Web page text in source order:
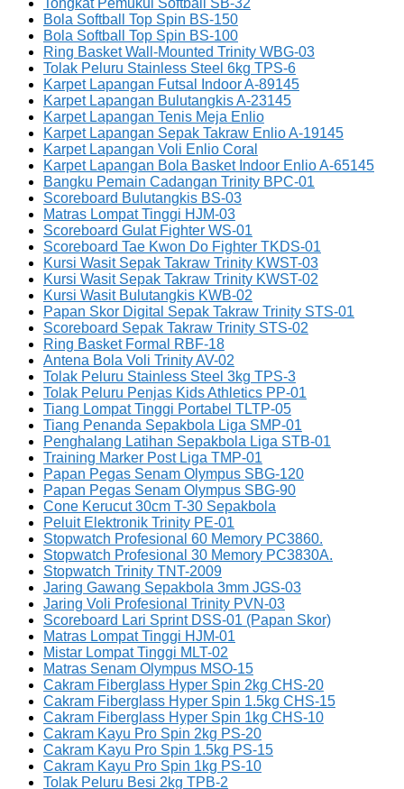
Tongkat Pemukul Softball SB-32
Bola Softball Top Spin BS-150
Bola Softball Top Spin BS-100
Ring Basket Wall-Mounted Trinity WBG-03
Tolak Peluru Stainless Steel 6kg TPS-6
Karpet Lapangan Futsal Indoor A-89145
Karpet Lapangan Bulutangkis A-23145
Karpet Lapangan Tenis Meja Enlio
Karpet Lapangan Sepak Takraw Enlio A-19145
Karpet Lapangan Voli Enlio Coral
Karpet Lapangan Bola Basket Indoor Enlio A-65145
Bangku Pemain Cadangan Trinity BPC-01
Scoreboard Bulutangkis BS-03
Matras Lompat Tinggi HJM-03
Scoreboard Gulat Fighter WS-01
Scoreboard Tae Kwon Do Fighter TKDS-01
Kursi Wasit Sepak Takraw Trinity KWST-03
Kursi Wasit Sepak Takraw Trinity KWST-02
Kursi Wasit Bulutangkis KWB-02
Papan Skor Digital Sepak Takraw Trinity STS-01
Scoreboard Sepak Takraw Trinity STS-02
Ring Basket Formal RBF-18
Antena Bola Voli Trinity AV-02
Tolak Peluru Stainless Steel 3kg TPS-3
Tolak Peluru Penjas Kids Athletics PP-01
Tiang Lompat Tinggi Portabel TLTP-05
Tiang Penanda Sepakbola Liga SMP-01
Penghalang Latihan Sepakbola Liga STB-01
Training Marker Post Liga TMP-01
Papan Pegas Senam Olympus SBG-120
Papan Pegas Senam Olympus SBG-90
Cone Kerucut 30cm T-30 Sepakbola
Peluit Elektronik Trinity PE-01
Stopwatch Profesional 60 Memory PC3860.
Stopwatch Profesional 30 Memory PC3830A.
Stopwatch Trinity TNT-2009
Jaring Gawang Sepakbola 3mm JGS-03
Jaring Voli Profesional Trinity PVN-03
Scoreboard Lari Sprint DSS-01 (Papan Skor)
Matras Lompat Tinggi HJM-01
Mistar Lompat Tinggi MLT-02
Matras Senam Olympus MSO-15
Cakram Fiberglass Hyper Spin 2kg CHS-20
Cakram Fiberglass Hyper Spin 1.5kg CHS-15
Cakram Fiberglass Hyper Spin 1kg CHS-10
Cakram Kayu Pro Spin 2kg PS-20
Cakram Kayu Pro Spin 1.5kg PS-15
Cakram Kayu Pro Spin 1kg PS-10
Tolak Peluru Besi 2kg TPB-2